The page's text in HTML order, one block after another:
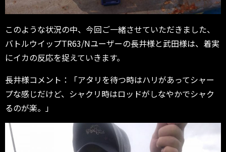
このような状況の中、今回ご一緒させていただきました、
バトルウイップTR63/Nユーザーの長井様と武田様は、 着実
にイカの反応を捉えていきます。
長井様コメント：「アタリを待つ時はハリがあってシャー
プな感じだけど、 シャクリ時はロッドがしなやかでシャク
るのが楽。」